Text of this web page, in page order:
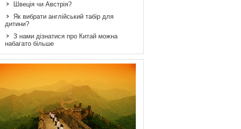
Швеція чи Австрія?
Як вибрати англійський табір для
дитини?
З нами дізнатися про Китай можна
набагато більше